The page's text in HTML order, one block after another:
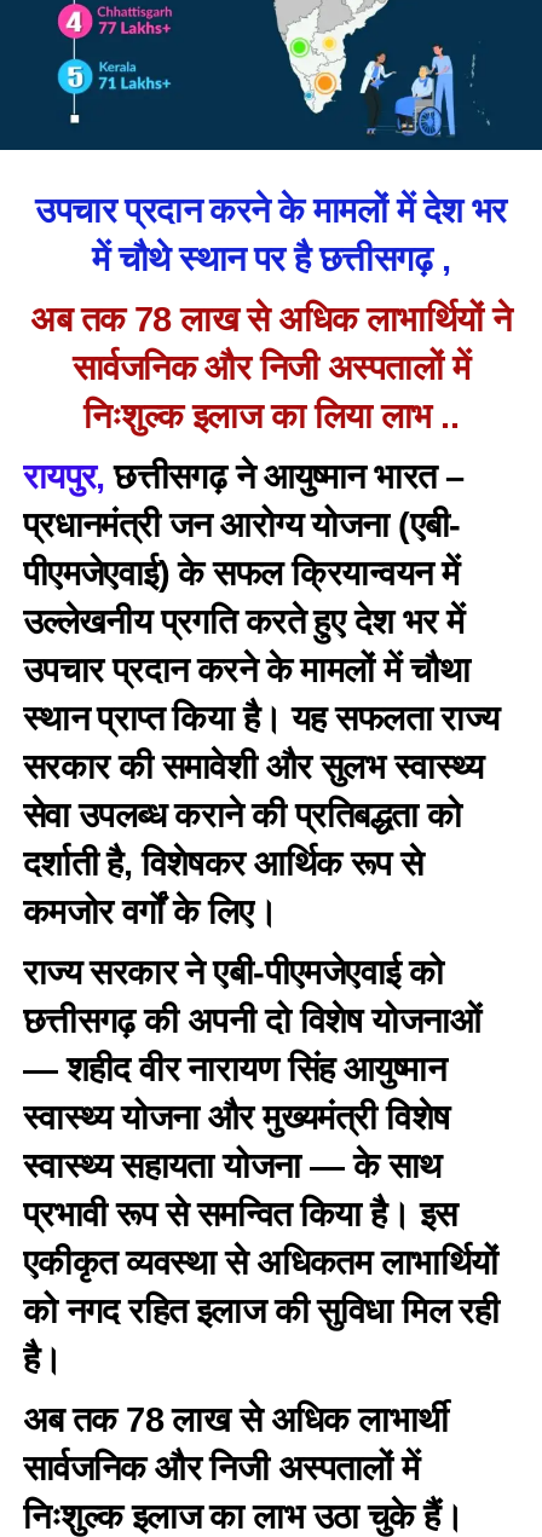
उपचार प्रदान करने के मामलों में देश भर
में चौथे स्थान पर है छत्तीसगढ़ ,
अब तक 78 लाख से अधिक लाभार्थियों ने
सार्वजनिक और निजी अस्पतालों में
निःशुल्क इलाज का लिया लाभ ..
रायपुर,छत्तीसगढ़ ने आयुष्मान भारत –
प्रधानमंत्री जन आरोग्य योजना (एबी-
पीएमजेएवाई) के सफल क्रियान्वयन में
उल्लेखनीय प्रगति करते हुए देश भर में
उपचार प्रदान करने के मामलों में चौथा
स्थान प्राप्त किया है। यह सफलता राज्य
सरकार की समावेशी और सुलभ स्वास्थ्य
सेवा उपलब्ध कराने की प्रतिबद्धता को
दर्शाती है, विशेषकर आर्थिक रूप से
कमजोर वर्गों के लिए।
राज्य सरकार ने एबी-पीएमजेएवाई को
छत्तीसगढ़ की अपनी दो विशेष योजनाओं
— शहीद वीर नारायण सिंह आयुष्मान
स्वास्थ्य योजना और मुख्यमंत्री विशेष
स्वास्थ्य सहायता योजना — के साथ
प्रभावी रूप से समन्वित किया है। इस
एकीकृत व्यवस्था से अधिकतम लाभार्थियों
को नगद रहित इलाज की सुविधा मिल रही
है।
अब तक 78 लाख से अधिक लाभार्थी
सार्वजनिक और निजी अस्पतालों में
निःशुल्क इलाज का लाभ उठा चुके हैं।